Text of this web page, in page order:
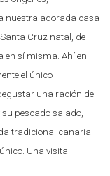
nuestra adorada casa
Cruz natal, de
en sí misma. Ahí en
el único
una ración de
pescado salado,
tradicional canaria
Una visita